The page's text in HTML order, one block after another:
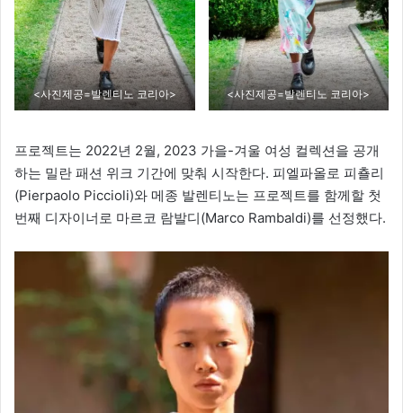
<사진제공=발렌티노 코리아> <사진제공=발렌티노 코리아>
프로젝트는 2022년 2월, 2023 가을-겨울 여성 컬렉션을 공개
하는 밀란 패션 위크 기간에 맞춰 시작한다. 피엘파올로 피춀리
(Pierpaolo Piccioli)와 메종 발렌티노는 프로젝트를 함께할 첫
번째 디자이너로 마르코 람발디(Marco Rambaldi)를 선정했다.